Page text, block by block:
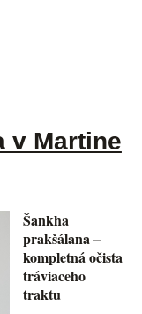
v Martine
Šankha
prakšálana –
kompletná očista
tráviaceho
traktu